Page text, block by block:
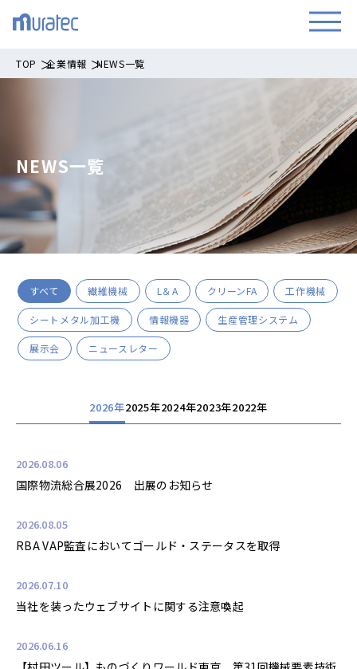
TOP 企業情報 NEWS一覧
NEWS一覧
すべて 繊維機械 L＆A クリーンFA 工作機械
シートメタル加工機 情報機器 生産管理システム
展示会 ニュースレター
2026年2025年2024年2023年2022年
2026.08.06
国際物流総合展2026 出展のお知らせ
2026.08.05
RBA VAP監査においてゴールド・ステータスを取得
2026.07.10
当社を装ったウェブサイトに関する注意喚起
2026.06.16